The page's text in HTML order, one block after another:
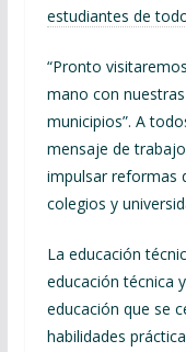
estudiantes de
“Pronto
mano con
municipios”. A
mensaje de
impulsar reformas
colegios y
La educación
educación técnica
educación que se
habilidades